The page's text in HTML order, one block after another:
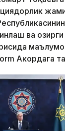
ва ҳозирги
Акордага